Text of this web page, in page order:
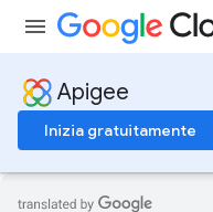
Apigee
Inizia gratuitamente